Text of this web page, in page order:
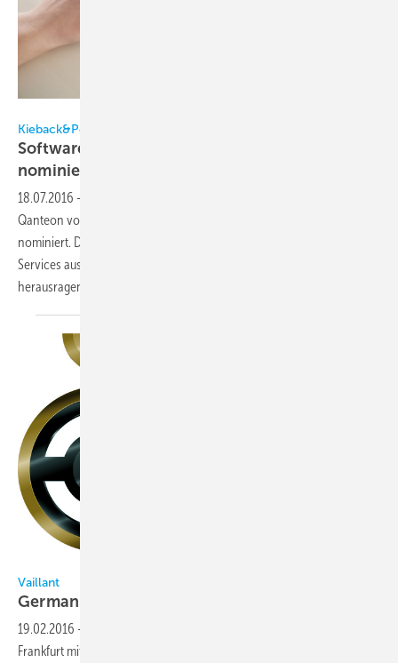
Kieback&Peter
Software Qanteon für UX Design Award
nominiert
18.07.2016 -
Qanteon von Kieback&Peter ist für den UX Design Award 2016
nominiert. Der Preis zeichnet Produkte, digitale Lösungen und
Services aus, die bei Design und Benutzererlebnis besonders
herausragen.
Vaillant
German Design Award für Corporate
19.02.2016 -
Frankfurt mit dem German Design Award prämiert. Die Website